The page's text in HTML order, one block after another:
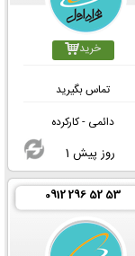
خرید
تماس بگیرید
دائمی - کارکرده
1 روز پیش
0912 296 52 53